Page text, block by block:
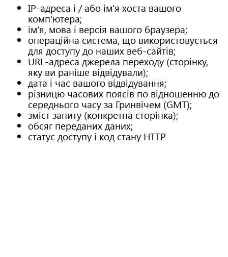
IP-адреса і / або ім'я хоста вашого
комп'ютера;
ім'я, мова і версія вашого браузера;
операційна система, що використовується
для доступу до наших веб-сайтів;
URL-адреса джерела переходу (сторінку,
яку ви раніше відвідували);
дата і час вашого відвідування;
різницю часових поясів по відношенню до
середнього часу за Гринвічем (GMT);
зміст запиту (конкретна сторінка);
обсяг переданих даних;
статус доступу і код стану HTTP